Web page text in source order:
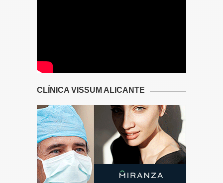
CLÍNICA VISSUM ALICANTE